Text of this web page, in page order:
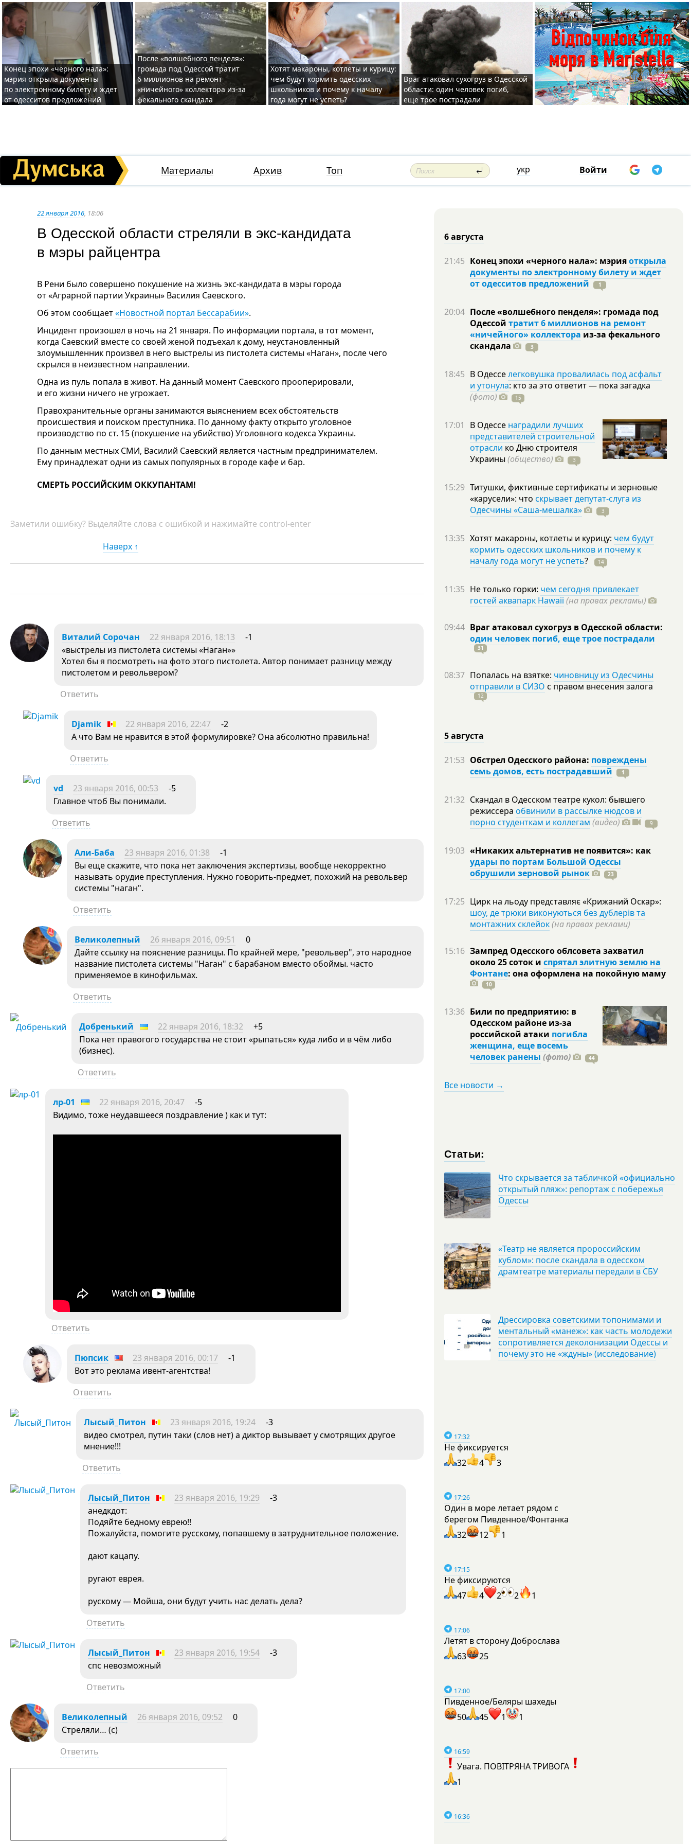
Конец эпохи «черного нала»:
мэрия открыла документы
по электронному билету и ждет
от одесситов предложений
После «волшебного пенделя»:
громада под Одессой тратит
6 миллионов на ремонт
«ничейного» коллектора из-за
фекального скандала
Хотят макароны, котлеты и курицу:
чем будут кормить одесских
школьников и почему к началу
года могут не успеть?
Враг атаковал сухогруз в Одесской
области: один человек погиб,
еще трое пострадали
Материалы Архив Топ укр Войти
22 января 2016, 18:06
В Одесской области стреляли в экс-кандидата
в мэры райцентра
В Рени было совершено покушение на жизнь экс-кандидата в мэры города
от «Аграрной партии Украины» Василия Саевского.
Об этом сообщает«Новостной портал Бессарабии».
Инцидент произошел в ночь на 21 января. По информации портала, в тот момент,
когда Саевский вместе со своей женой подъехал к дому, неустановленный
злоумышленник произвел в него выстрелы из пистолета системы «Наган», после чего
скрылся в неизвестном направлении.
Одна из пуль попала в живот. На данный момент Саевского прооперировали,
и его жизни ничего не угрожает.
Правохранительные органы занимаются выяснением всех обстоятельств
происшествия и поиском преступника. По данному факту открыто уголовное
производство по ст. 15 (покушение на убийство) Уголовного кодекса Украины.
По данным местных СМИ, Василий Саевский является частным предпринимателем.
Ему принадлежат одни из самых популярных в городе кафе и бар.
СМЕРТЬ РОССИЙСКИМ ОККУПАНТАМ!
Заметили ошибку? Выделяйте слова с ошибкой и нажимайте control-enter
Наверх ↑
Виталий Сорочан 22 января 2016, 18:13
-1
«выстрелы из пистолета системы «Наган»»
Хотел бы я посмотреть на фото этого пистолета. Автор понимает разницу между
пистолетом и револьвером?
Ответить
Djamik 22 января 2016, 22:47
-2
А что Вам не нравится в этой формулировке? Она абсолютно правильна!
Ответить
vd 23 января 2016, 00:53
-5
Главное чтоб Вы понимали.
Ответить
Али-Баба 23 января 2016, 01:38
-1
Вы еще скажите, что пока нет заключения экспертизы, вообще некорректно
называть орудие преступления. Нужно говорить-предмет, похожий на револьвер
системы "наган".
Ответить
Великолепный 26 января 2016, 09:51
0
Дайте ссылку на пояснение разницы. По крайней мере, "револьвер", это народное
название пистолета системы "Наган" с барабаном вместо обоймы. часто
применяемое в кинофильмах.
Ответить
Добренький 22 января 2016, 18:32
+5
Пока нет правогого государства не стоит «рыпаться» куда либо и в чём либо
(бизнес).
Ответить
лр-01 22 января 2016, 20:47
-5
Видимо, тоже неудавшееся поздравление ) как и тут:
Ответить
Пюпсик 23 января 2016, 00:17
-1
Вот это реклама ивент-агентства!
Ответить
Лысый_Питон 23 января 2016, 19:24
-3
видео смотрел, путин таки (слов нет) а диктор вызывает у смотрящих другое
мнение!!!
Ответить
Лысый_Питон 23 января 2016, 19:29
-3
анедкдот:
Подяйте бедному еврею!!
Пожалуйста, помогите русскому, попавшему в затруднительное положение.
дают кацапу.
ругают еврея.
рускому — Мойша, они будут учить нас делать дела?
Ответить
Лысый_Питон 23 января 2016, 19:54
-3
спс невозможный
Ответить
Великолепный 26 января 2016, 09:52
0
Стреляли… (с)
Ответить
6 августа
21:45 Конец эпохи «черного нала»: мэрияоткрыла
документы по электронному билету и ждет
от одесситов предложений
1
20:04 После «волшебного пенделя»: громада под
Одессой тратит 6 миллионов на ремонт
«ничейного» коллектора из-за фекального
скандала
3
18:45 В Одесселегковушка провалилась под асфальт
и утонула: кто за это ответит — пока загадка
(фото)
15
17:01 В Одессе наградили лучших
представителей строительной
отрасли ко Дню строителя
Украины (общество) 3
15:29 Титушки, фиктивные сертификаты и зерновые
«карусели»: что скрывает депутат-слуга из
Одесчины «Саша-мешалка»
3
13:35 Хотят макароны, котлеты и курицу: чем будут
кормить одесских школьников и почему к
началу года могут не успеть? 14
11:35 Не только горки: чем сегодня привлекает
гостей аквапарк Hawaii (на правах рекламы)
09:44 Враг атаковал сухогруз в Одесской области:
один человек погиб, еще трое пострадали
31
08:37 Попалась на взятке: чиновницу из Одесчины
отправили в СИЗО с правом внесения залога
12
5 августа
21:53 Обстрел Одесского района: повреждены
семь домов, есть пострадавший
1
21:32 Скандал в Одесском театре кукол: бывшего
режиссера обвинили в рассылке нюдсов и
порно студенткам и коллегам (видео) 9
19:03 «Никаких альтернатив не появится»: как
удары по портам Большой Одессы
обрушили зерновой рынок
23
17:25 Цирк на льоду представляє «Крижаний Оскар»:
шоу, де трюки виконуються без дублерів та
монтажних склейок(на правах реклами)
15:16 Зампред Одесского облсовета захватил
около 25 соток и спрятал элитную землю на
Фонтане: она оформлена на покойную маму
10
13:36 Били по предприятию: в
Одесском районе из-за
российской атаки погибла
женщина, еще восемь
человек ранены (фото) 44
Все новости →
Статьи:
Что скрывается за табличкой «официально
открытый пляж»: репортаж с побережья
Одессы
«Театр не является пророссийским
кублом»: после скандала в одесском
драмтеатре материалы передали в СБУ
Дрессировка советскими топонимами и
ментальный «манеж»: как часть молодежи
сопротивляется деколонизации Одессы и
почему это не «ждуны» (исследование)
17:32
Не фиксируется
32
4 3
17:26
Один в море летает рядом с
берегом Пивденное/Фонтанка
32
12 1
17:15
Не фиксируются
47
4 2 2 1
17:06
Летят в сторону Доброслава
63
25
17:00
Пивденное/Беляры шахеды
50
45 1 1
16:59
Увага. ПОВІТРЯНА ТРИВОГА
1
16:36